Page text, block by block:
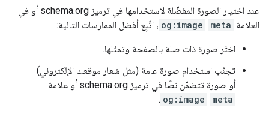
عند اختيار الصورة المفضّلة لاستخدامها في ترميز schema.org أو في
العلامة meta
og:image ، اتّبِع أفضل الممارسات التالية:
اختَر صورة ذات صلة بالصفحة وتمثّلها.
تجنَّب استخدام صورة عامة (مثل شعار موقعك الإلكتروني)
أو صورة تتضمّن نصًا في ترميز schema.org أو علامة
meta
og:image
.